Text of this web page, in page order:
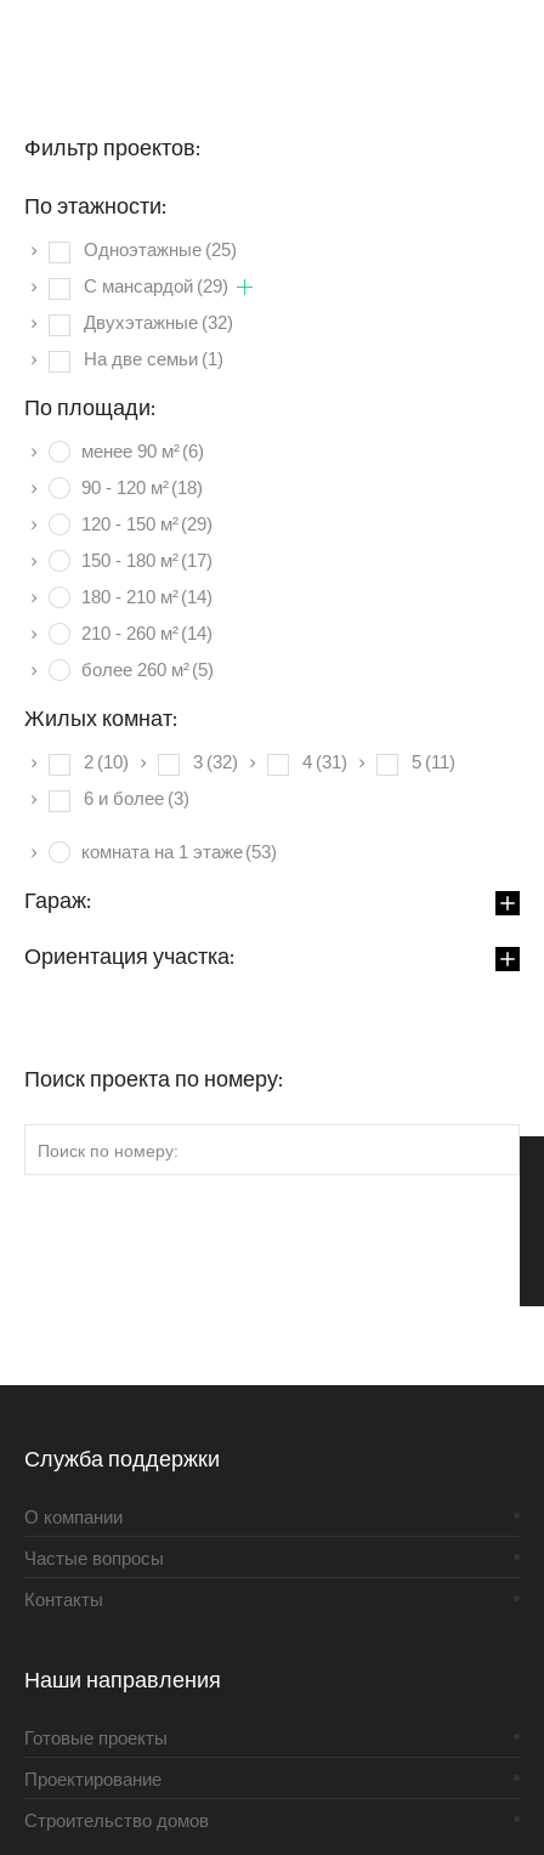
Фильтр проектов:
По этажности:
Одноэтажные (25)
C мансардой (29)
Двухэтажные (32)
На две семьи (1)
По площади:
менее 90 м²(6)
90 - 120 м²(18)
120 - 150 м²(29)
150 - 180 м²(17)
180 - 210 м²(14)
210 - 260 м²(14)
более 260 м²(5)
Жилых комнат:
2 (10) 3 (32) 4 (31) 5 (11)
6 и более (3)
комната на 1 этаже(53)
Гараж:
Ориентация участка:
Поиск проекта по номеру:
Служба поддержки
О компании
Частые вопросы
Контакты
Наши направления
Готовые проекты
Проектирование
Строительство домов